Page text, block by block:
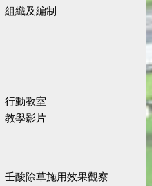
組織及編制
行動教室
教學影片
壬酸除草施用效果觀察